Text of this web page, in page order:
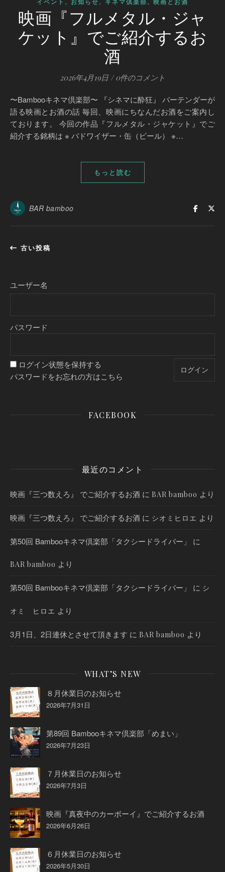
映画『フルメタル・ジャ
ケット』でご紹介するお
酒
2026年4月19日 / 0件のコメント
〜Bambooキネマ倶楽部〜 『シネマに酔狂』 バーテンダーが
語る映画とお酒の話 毎回、映画にちなんだお酒をご案内し
ております。 今回の作品『フルメタル・ジャケット』でご
紹介する銘柄は ※ バドワイザー・缶（ビール） ※…
もっと読む
BAR bamboo
古い投稿
ユーザー名
パスワード
ログイン状態を保持する
パスワードをお忘れの方はこちら
FACEBOOK
最近のコメント
映画『三つ数えろ』 でご紹介するお酒 に BAR bamboo より
映画『三つ数えろ』 でご紹介するお酒 に シオミヒロエ より
第50回 Bambooキネマ倶楽部「タクシードライバー」 に
BAR bamboo より
第50回 Bambooキネマ倶楽部「タクシードライバー」 に シ
オミ ヒロエ より
3月1日、2日連休とさせて頂きます に BAR bamboo より
WHAT’S NEW
８月休業日のお知らせ
2026年7月31日
第89回 Bambooキネマ倶楽部「めまい」
2026年7月23日
７月休業日のお知らせ
2026年7月3日
映画『真夜中のカーボーイ』でご紹介するお酒
2026年6月26日
６月休業日のお知らせ
2026年5月30日